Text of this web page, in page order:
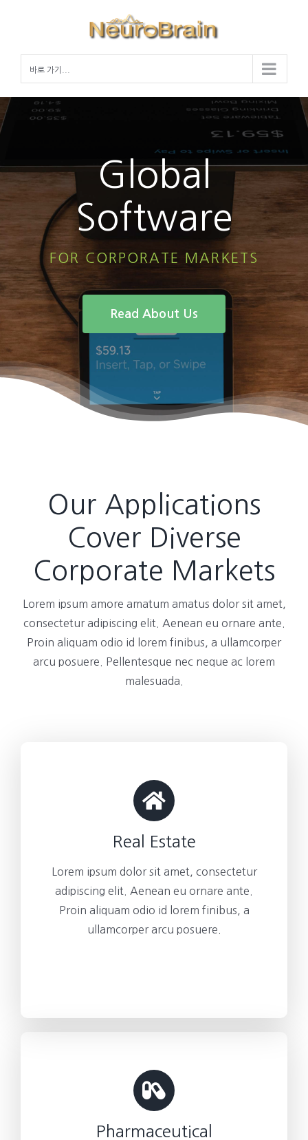
바로 가기...
Global
Software
FOR CORPORATE MARKETS
Read About Us
Our Applications
Cover Diverse
Corporate Markets
Lorem ipsum amore amatum amatus dolor sit amet,
consectetur adipiscing elit. Aenean eu ornare ante.
Proin aliquam odio id lorem finibus, a ullamcorper
arcu posuere. Pellentesque nec neque ac lorem
malesuada.
Real Estate
Lorem ipsum dolor sit amet, consectetur
adipiscing elit. Aenean eu ornare ante.
Proin aliquam odio id lorem finibus, a
ullamcorper arcu posuere.
Pharmaceutical